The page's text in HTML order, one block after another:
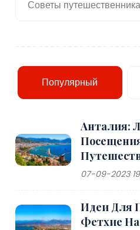
Советы
Популярный
Анталия:
07-09-2023
Идеи Для
Фетхие